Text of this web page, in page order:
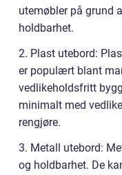
utemøbler på grund
holdbarhet.
2. Plast utebord:
er populært blant
vedlikeholdsfritt
minimalt med
rengjøre.
3. Metall utebord:
og holdbarhet. De